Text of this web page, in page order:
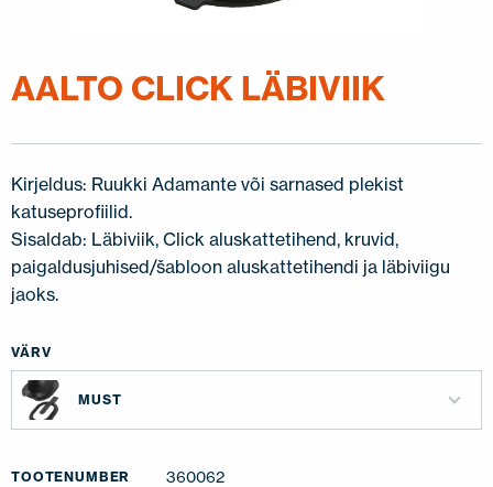
AALTO CLICK LÄBIVIIK
Kirjeldus: Ruukki Adamante või sarnased plekist
katuseprofiilid.
Sisaldab: Läbiviik, Click aluskattetihend, kruvid,
paigaldusjuhised/šabloon aluskattetihendi ja läbiviigu
jaoks.
VÄRV
MUST
TOOTENUMBER 360062